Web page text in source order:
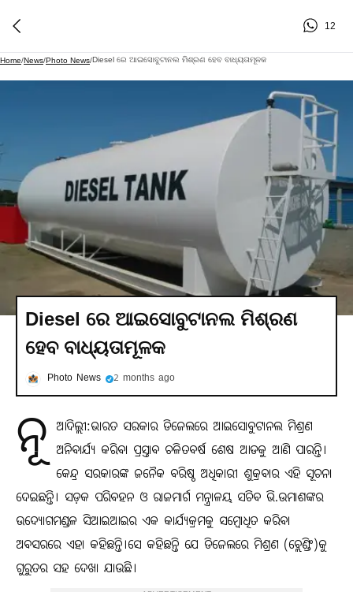
12
Home/News/Photo News/Diesel ରେ ଆଇସୋବୁଟାନଲ ମିଶ୍ରଣ ହେବ ବାଧ୍ୟତାମୂଳକ
Diesel ରେ ଆଇସୋବୁଟାନଲ ମିଶ୍ରଣ
ହେବ ବାଧ୍ୟତାମୂଳକ
Photo News 2 months ago
ନୂ ଆଦିଲ୍ଲୀ:ଭାରତ ସରକାର ଡିଜେଲରେ ଆଇସୋବୁଟାନଲ ମିଶ୍ରଣ
ଅନିବାର୍ଯ୍ୟ କରିବା ପ୍ରସ୍ତାବ ଚଳିତବର୍ଷ ଶେଷ ଆଡକୁ ଆଣି ପାରନ୍ତି।
କେନ୍ଦ୍ର ସରକାରଙ୍କ ଜନୈକ ବରିଷ୍ଠ ଅଧିକାରୀ ଶୁକ୍ରବାର ଏହି ସୂଚନା
ଦେଇଛନ୍ତି। ସଡ଼କ ପରିବହନ ଓ ରାଜମାର୍ଗ ମନ୍ତ୍ରାଳୟ ସଚିବ ଭି.ଉମାଶଙ୍କର
ଉଦ୍ୟୋଗମଣ୍ଡଳ ସିଆଇଆଇର ଏକ କାର୍ଯ୍ୟକ୍ରମକୁ ସମ୍ବୋଧିତ କରିବା
ଅବସରରେ ଏହା କହିଛନ୍ତି।ସେ କହିଛନ୍ତି ଯେ ଡିଜେଲରେ ମିଶ୍ରଣ (ବ୍ଲେଣ୍ଡିଂ)କୁ
ଗୁରୁତର ସହ ଦେଖା ଯାଉଛି।